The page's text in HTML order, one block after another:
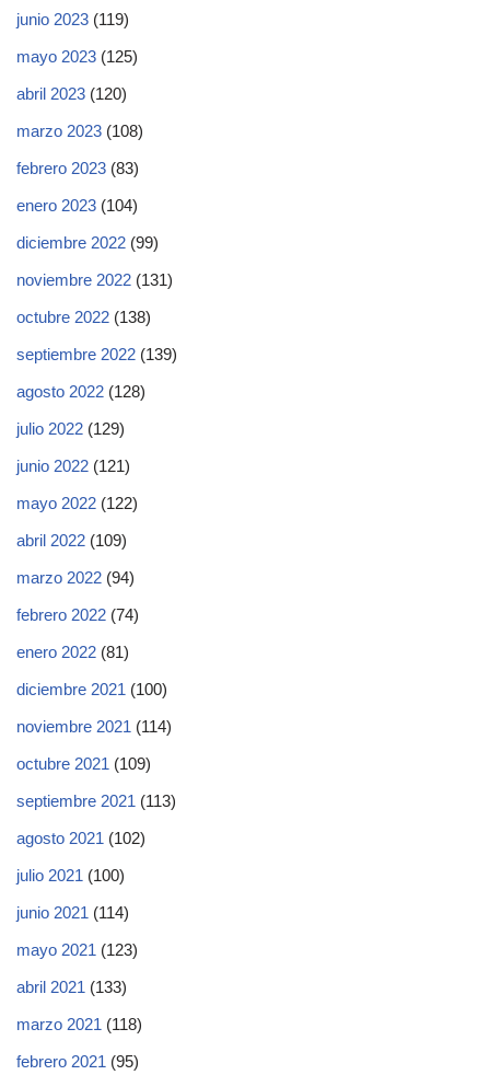
junio 2023 (119)
mayo 2023 (125)
abril 2023 (120)
marzo 2023 (108)
febrero 2023 (83)
enero 2023 (104)
diciembre 2022 (99)
noviembre 2022 (131)
octubre 2022 (138)
septiembre 2022 (139)
agosto 2022 (128)
julio 2022 (129)
junio 2022 (121)
mayo 2022 (122)
abril 2022 (109)
marzo 2022 (94)
febrero 2022 (74)
enero 2022 (81)
diciembre 2021 (100)
noviembre 2021 (114)
octubre 2021 (109)
septiembre 2021 (113)
agosto 2021 (102)
julio 2021 (100)
junio 2021 (114)
mayo 2021 (123)
abril 2021 (133)
marzo 2021 (118)
febrero 2021 (95)